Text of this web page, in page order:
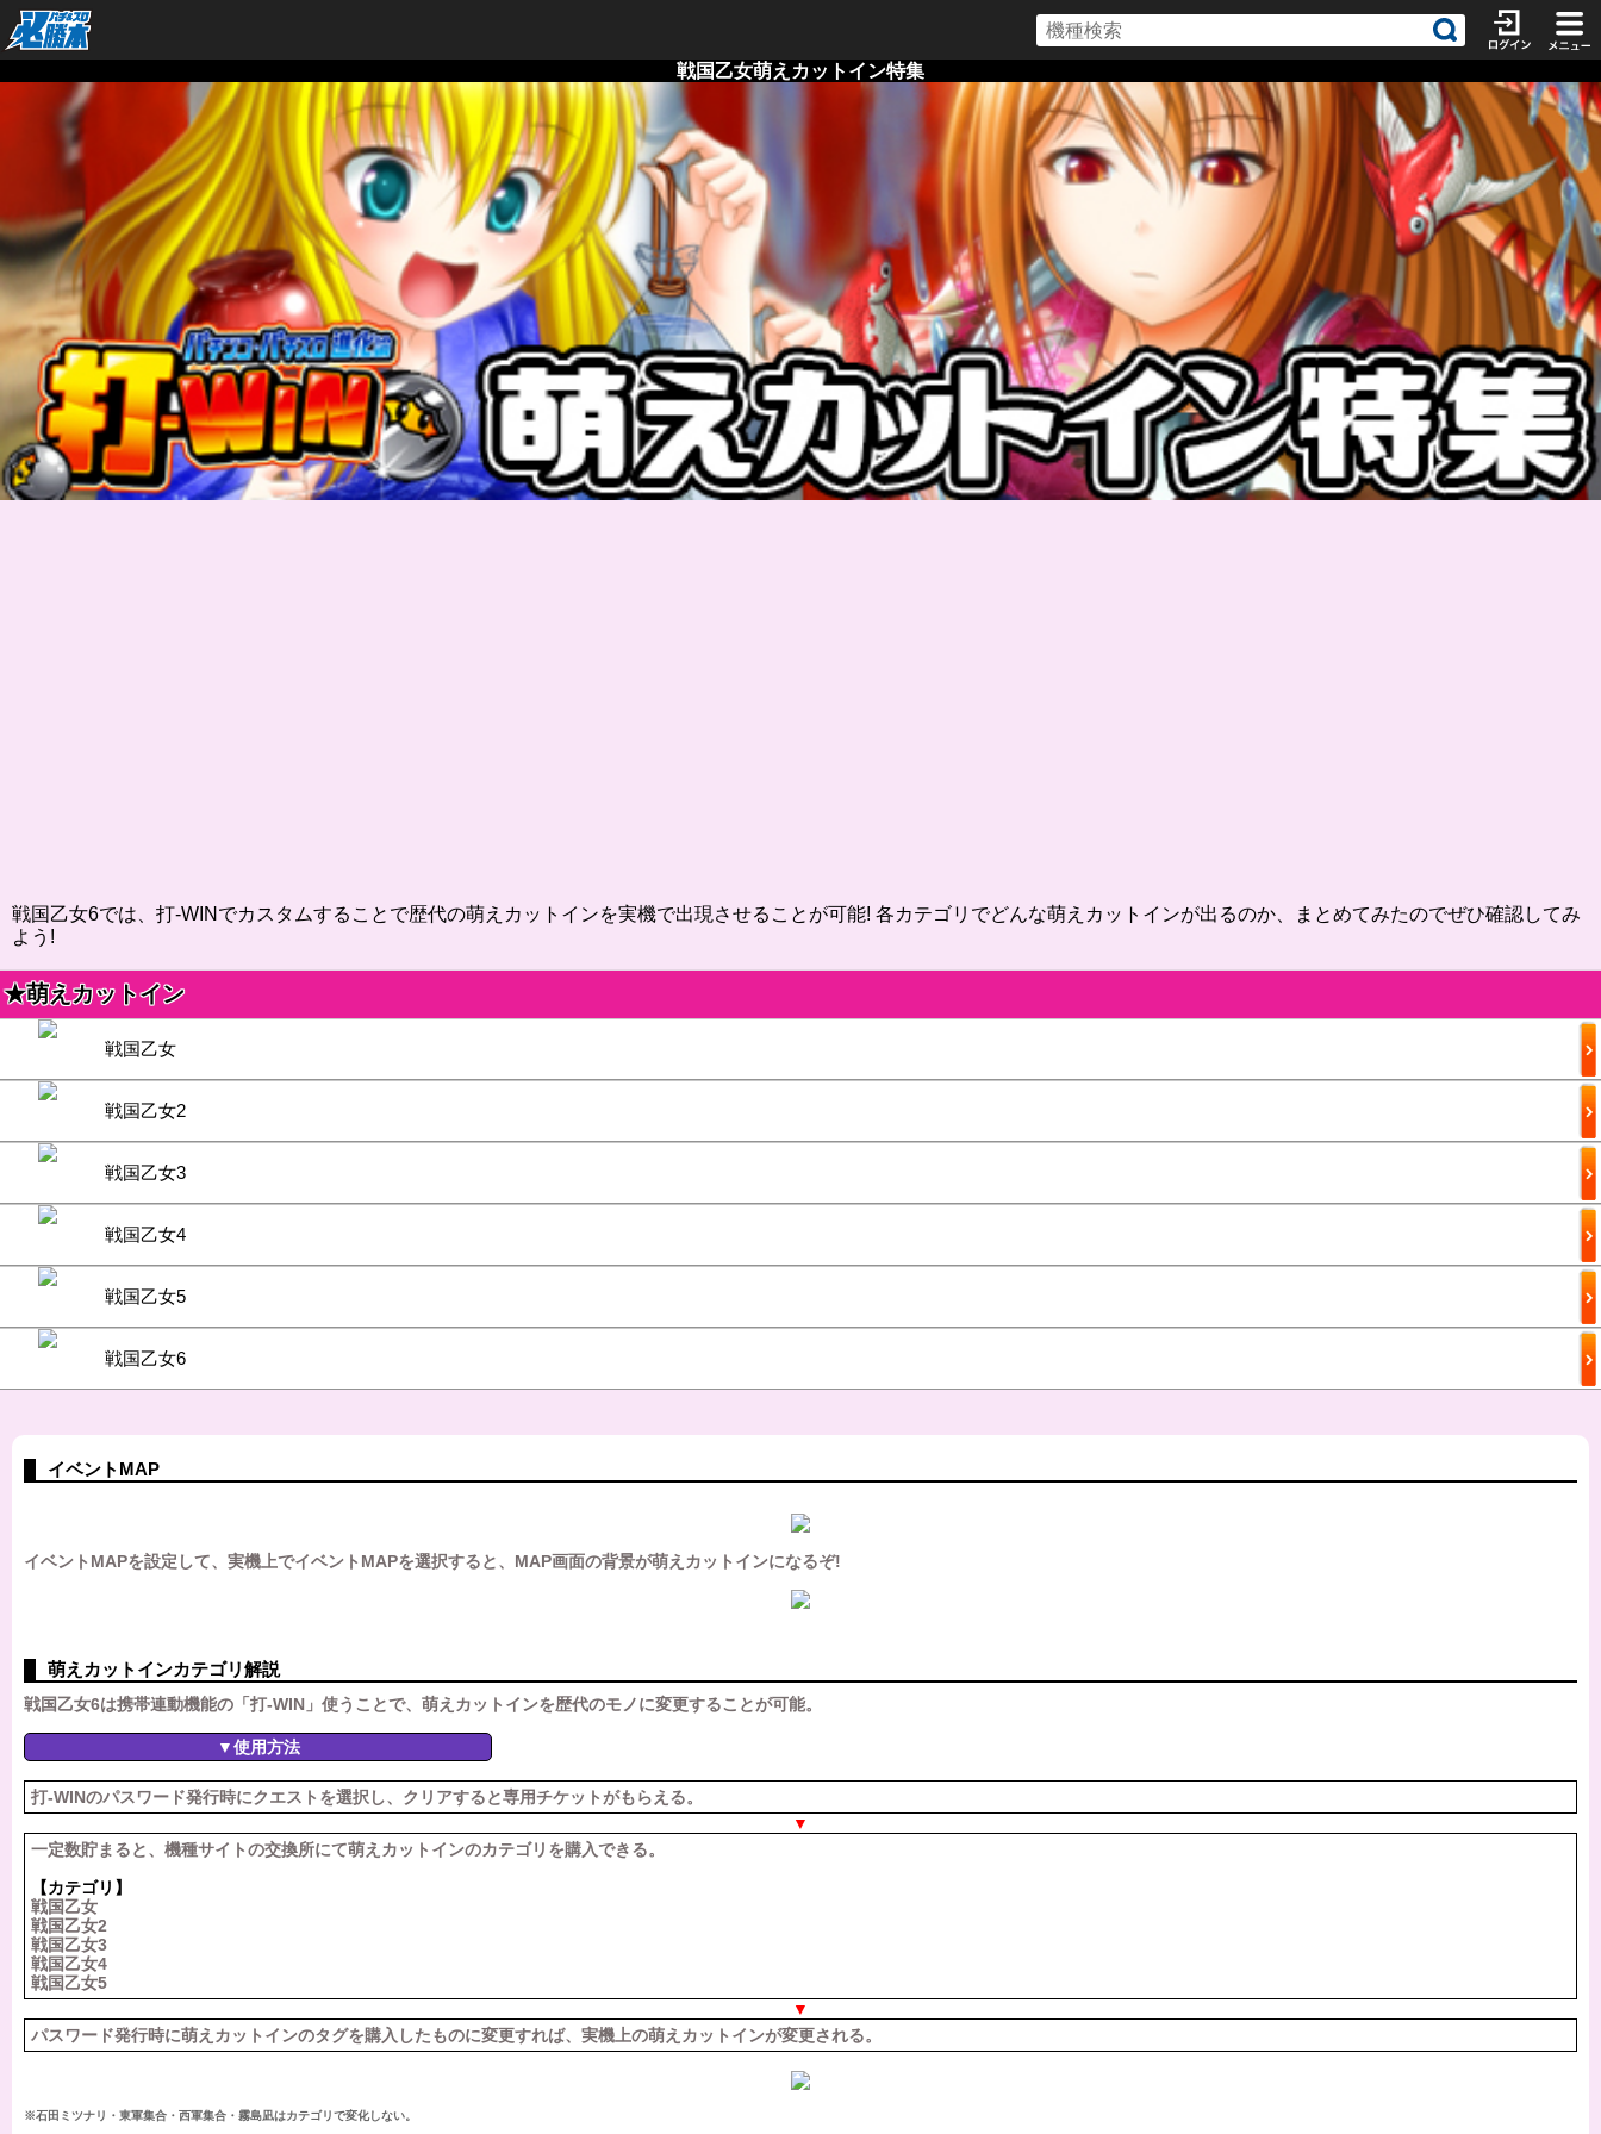
戦国乙女萌えカットイン特集
戦国乙女6では、打-WINでカスタムすることで歴代の萌えカットインを実機で出現させることが可能! 各カテゴリでどんな萌えカットインが出るのか、まとめてみたのでぜひ確認してみ
よう!
★萌えカットイン
戦国乙女
戦国乙女2
戦国乙女3
戦国乙女4
戦国乙女5
戦国乙女6
イベントMAP
イベントMAPを設定して、実機上でイベントMAPを選択すると、MAP画面の背景が萌えカットインになるぞ!
萌えカットインカテゴリ解説
戦国乙女6は携帯連動機能の「打-WIN」使うことで、萌えカットインを歴代のモノに変更することが可能。
▼使用方法
打-WINのパスワード発行時にクエストを選択し、クリアすると専用チケットがもらえる。
▼
一定数貯まると、機種サイトの交換所にて萌えカットインのカテゴリを購入できる。
【カテゴリ】
戦国乙女
戦国乙女2
戦国乙女3
戦国乙女4
戦国乙女5
▼
パスワード発行時に萌えカットインのタグを購入したものに変更すれば、実機上の萌えカットインが変更される。
※石田ミツナリ・東軍集合・西軍集合・霧島凪はカテゴリで変化しない。